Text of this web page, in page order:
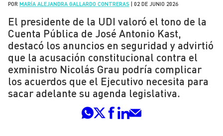
POR MARÍA ALEJANDRA GALLARDO CONTRERAS 02 DE JUNIO 2026
El presidente de la UDI valoró el tono de la
Cuenta Pública de José Antonio Kast,
destacó los anuncios en seguridad y advirtió
que la acusación constitucional contra el
exministro Nicolás Grau podría complicar
los acuerdos que el Ejecutivo necesita para
sacar adelante su agenda legislativa.